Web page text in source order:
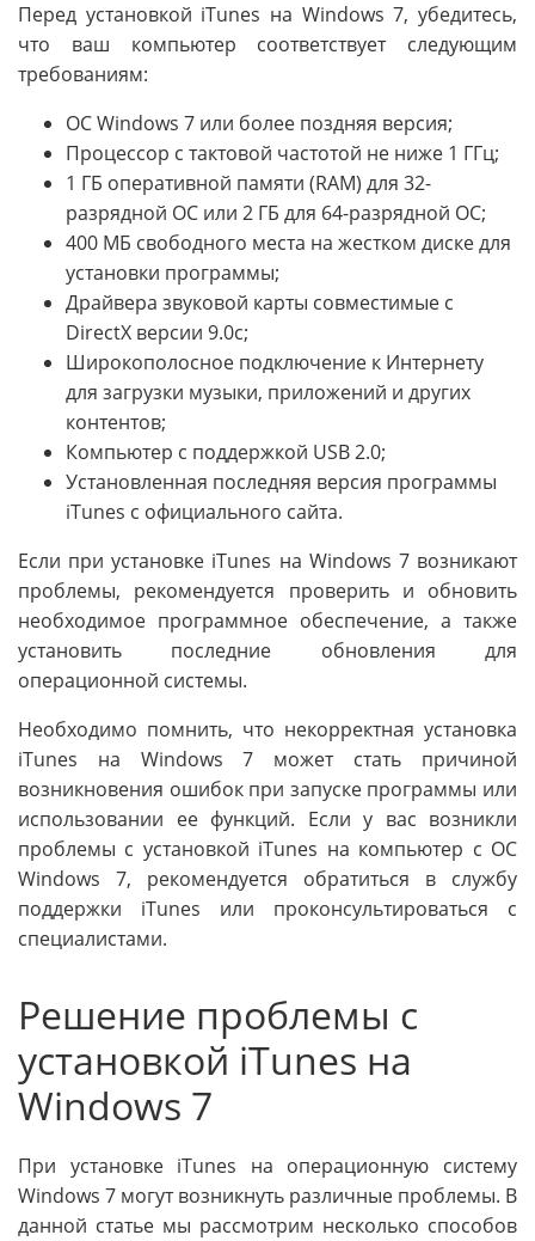
Перед установкой iTunes на Windows 7, убедитесь,
что ваш компьютер соответствует следующим
требованиям:
ОС Windows 7 или более поздняя версия;
Процессор с тактовой частотой не ниже 1 ГГц;
1 ГБ оперативной памяти (RAM) для 32-
разрядной ОС или 2 ГБ для 64-разрядной ОС;
400 МБ свободного места на жестком диске для
установки программы;
Драйвера звуковой карты совместимые с
DirectX версии 9.0c;
Широкополосное подключение к Интернету
для загрузки музыки, приложений и других
контентов;
Компьютер с поддержкой USB 2.0;
Установленная последняя версия программы
iTunes с официального сайта.
Если при установке iTunes на Windows 7 возникают
проблемы, рекомендуется проверить и обновить
необходимое программное обеспечение, а также
установить последние обновления для
операционной системы.
Необходимо помнить, что некорректная установка
iTunes на Windows 7 может стать причиной
возникновения ошибок при запуске программы или
использовании ее функций. Если у вас возникли
проблемы с установкой iTunes на компьютер с ОС
Windows 7, рекомендуется обратиться в службу
поддержки iTunes или проконсультироваться с
специалистами.
Решение проблемы с
установкой iTunes на
Windows 7
При установке iTunes на операционную систему
Windows 7 могут возникнуть различные проблемы. В
данной статье мы рассмотрим несколько способов